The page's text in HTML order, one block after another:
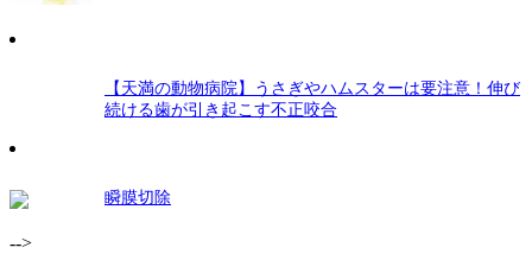
【天満の動物病院】うさぎやハムスターは要注意！伸び
続ける歯が引き起こす不正咬合
瞬膜切除
-->